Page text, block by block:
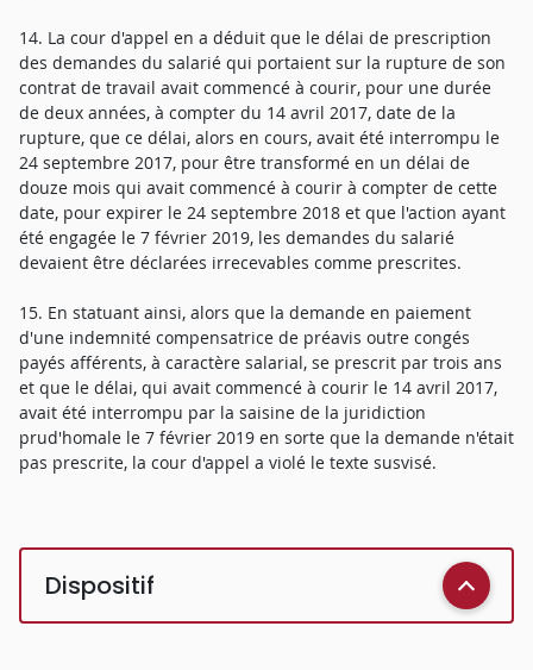
14. La cour d'appel en a déduit que le délai de prescription
des demandes du salarié qui portaient sur la rupture de son
contrat de travail avait commencé à courir, pour une durée
de deux années, à compter du 14 avril 2017, date de la
rupture, que ce délai, alors en cours, avait été interrompu le
24 septembre 2017, pour être transformé en un délai de
douze mois qui avait commencé à courir à compter de cette
date, pour expirer le 24 septembre 2018 et que l'action ayant
été engagée le 7 février 2019, les demandes du salarié
devaient être déclarées irrecevables comme prescrites.
15. En statuant ainsi, alors que la demande en paiement
d'une indemnité compensatrice de préavis outre congés
payés afférents, à caractère salarial, se prescrit par trois ans
et que le délai, qui avait commencé à courir le 14 avril 2017,
avait été interrompu par la saisine de la juridiction
prud'homale le 7 février 2019 en sorte que la demande n'était
pas prescrite, la cour d'appel a violé le texte susvisé.
Dispositif